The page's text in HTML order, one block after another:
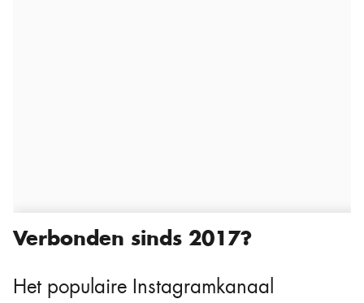
Verbonden sinds 2017?
Het populaire Instagramkanaal